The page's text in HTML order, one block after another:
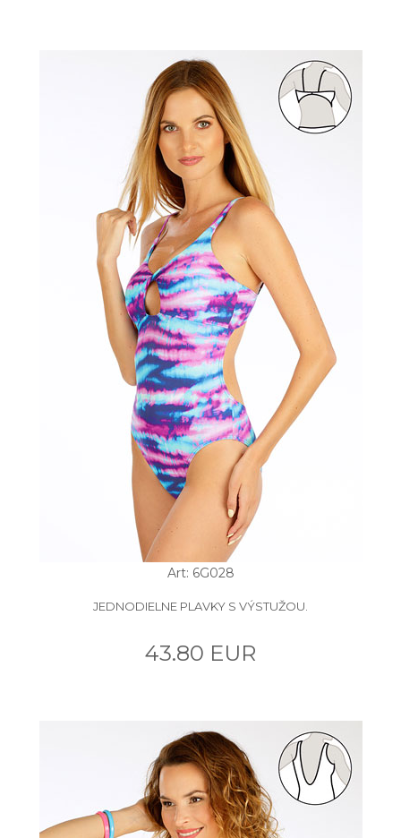
Art: 6G028
JEDNODIELNE PLAVKY S VÝSTUŽOU.
43.80 EUR